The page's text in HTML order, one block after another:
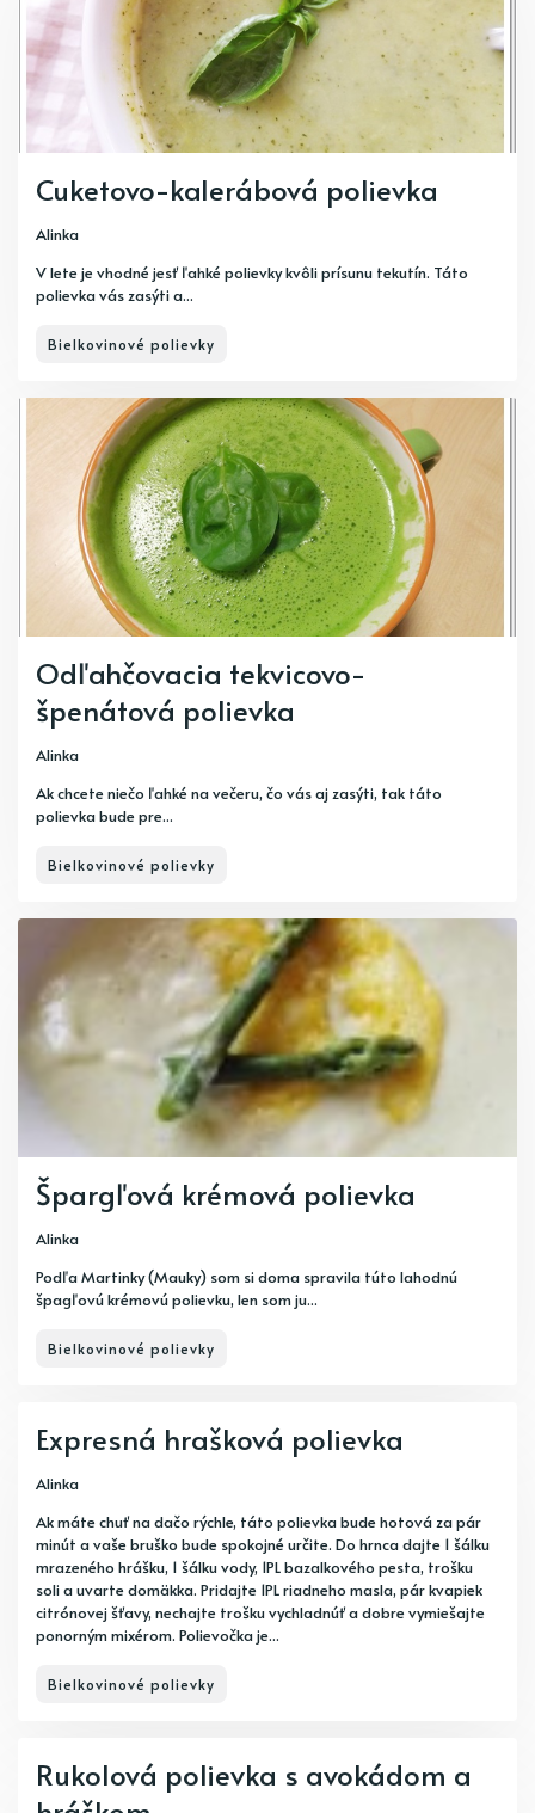
Cuketovo-kalerábová polievka
Alinka
V lete je vhodné jesť ľahké polievky kvôli prísunu tekutín. Táto
polievka vás zasýti a...
Bielkovinové polievky
Odľahčovacia tekvicovo-
špenátová polievka
Alinka
Ak chcete niečo ľahké na večeru, čo vás aj zasýti, tak táto
polievka bude pre...
Bielkovinové polievky
Špargľová krémová polievka
Alinka
Podľa Martinky (Mauky) som si doma spravila túto lahodnú
špagľovú krémovú polievku, len som ju...
Bielkovinové polievky
Expresná hrašková polievka
Alinka
Ak máte chuť na dačo rýchle, táto polievka bude hotová za pár
minút a vaše bruško bude spokojné určite. Do hrnca dajte 1 šálku
mrazeného hrášku, 1 šálku vody, 1PL bazalkového pesta, trošku
soli a uvarte domäkka. Pridajte 1PL riadneho masla, pár kvapiek
citrónovej šťavy, nechajte trošku vychladnúť a dobre vymiešajte
ponorným mixérom. Polievočka je...
Bielkovinové polievky
Rukolová polievka s avokádom a